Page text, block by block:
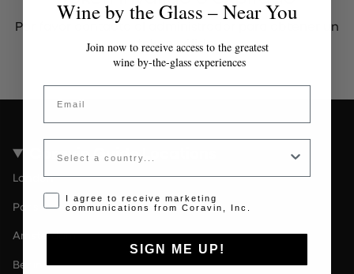
Por favor contacta al administrador para obtener un
token válido.
Coravin Guide Locations
London
Paris
Amsterdam
Berlin
Wine by the Glass – Near You
Join now to receive access to the greatest
wine by-the-glass experiences
Email
Country
Opt-in disclaimer
I agree to receive marketing
communications from Coravin, Inc.
SIGN ME UP!